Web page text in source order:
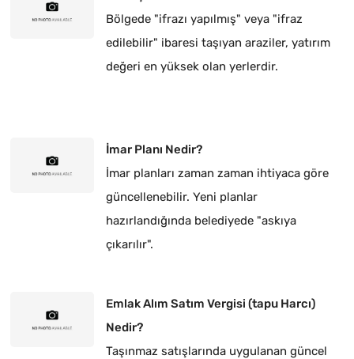
Bölgede "ifrazı yapılmış" veya "ifraz
edilebilir" ibaresi taşıyan araziler, yatırım
değeri en yüksek olan yerlerdir.
İmar Planı Nedir?
İmar planları zaman zaman ihtiyaca göre
güncellenebilir. Yeni planlar
hazırlandığında belediyede "askıya
çıkarılır".
Emlak Alım Satım Vergisi (tapu Harcı)
Nedir?
Taşınmaz satışlarında uygulanan güncel